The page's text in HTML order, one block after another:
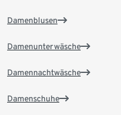
Damenblusen
Damenunterwäsche
Damennachtwäsche
Damenschuhe